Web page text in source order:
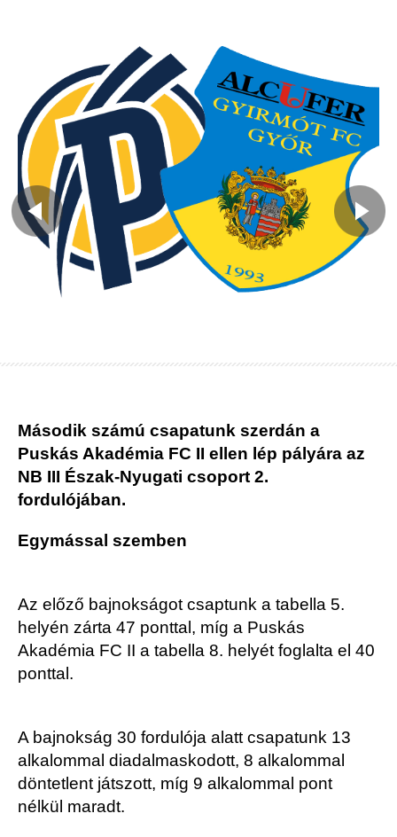
Második számú csapatunk szerdán a
Puskás Akadémia FC II ellen lép pályára az
NB III Észak-Nyugati csoport 2.
fordulójában.
Egymással szemben
Az előző bajnokságot csaptunk a tabella 5.
helyén zárta 47 ponttal, míg a Puskás
Akadémia FC II a tabella 8. helyét foglalta el 40
ponttal.
A bajnokság 30 fordulója alatt csapatunk 13
alkalommal diadalmaskodott, 8 alkalommal
döntetlent játszott, míg 9 alkalommal pont
nélkül maradt.